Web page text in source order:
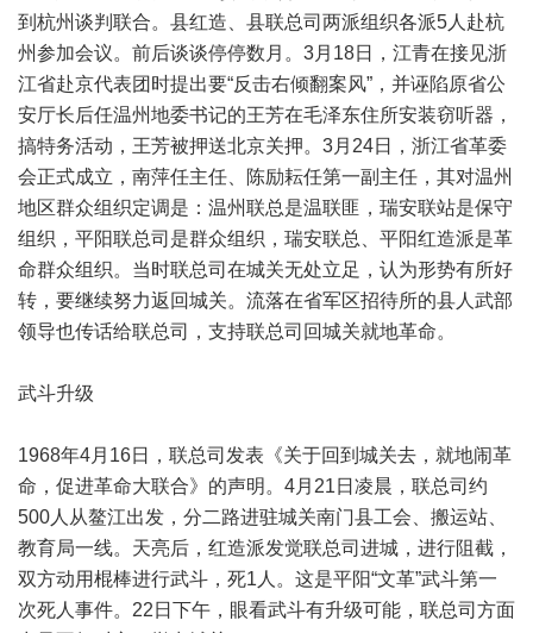
到杭州谈判联合。县红造、县联总司两派组织各派5人赴杭
州参加会议。前后谈谈停停数月。3月18日，江青在接见浙
江省赴京代表团时提出要“反击右倾翻案风”，并诬陷原省公
安厅长后任温州地委书记的王芳在毛泽东住所安装窃听器，
搞特务活动，王芳被押送北京关押。3月24日，浙江省革委
会正式成立，南萍任主任、陈励耘任第一副主任，其对温州
地区群众组织定调是：温州联总是温联匪，瑞安联站是保守
组织，平阳联总司是群众组织，瑞安联总、平阳红造派是革
命群众组织。当时联总司在城关无处立足，认为形势有所好
转，要继续努力返回城关。流落在省军区招待所的县人武部
领导也传话给联总司，支持联总司回城关就地革命。
武斗升级
1968年4月16日，联总司发表《关于回到城关去，就地闹革
命，促进革命大联合》的声明。4月21日凌晨，联总司约
500人从鳌江出发，分二路进驻城关南门县工会、搬运站、
教育局一线。天亮后，红造派发觉联总司进城，进行阻截，
双方动用棍棒进行武斗，死1人。这是平阳“文革”武斗第一
次死人事件。22日下午，眼看武斗有升级可能，联总司方面